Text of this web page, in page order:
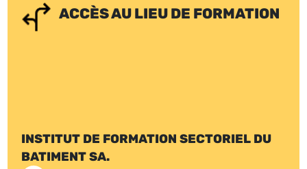
ACCÈS AU LIEU DE FORMATION
INSTITUT DE FORMATION SECTORIEL DU
BATIMENT SA.